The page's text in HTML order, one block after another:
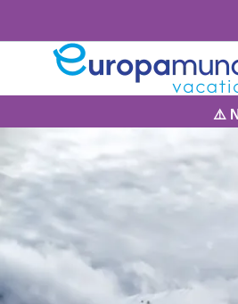
⚠️ Notice: The system will be